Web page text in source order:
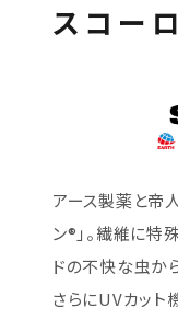
スコー
アース製薬と帝
ン®」。繊維に特
ドの不快な虫か
さらにUVカット